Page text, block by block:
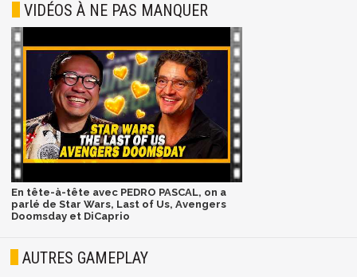
VIDÉOS À NE PAS MANQUER
En tête-à-tête avec PEDRO PASCAL, on a
parlé de Star Wars, Last of Us, Avengers
Doomsday et DiCaprio
AUTRES GAMEPLAY